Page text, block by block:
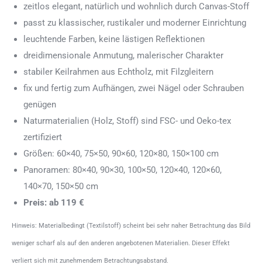
zeitlos elegant, natürlich und wohnlich durch Canvas-Stoff
passt zu klassischer, rustikaler und moderner Einrichtung
leuchtende Farben, keine lästigen Reflektionen
dreidimensionale Anmutung, malerischer Charakter
stabiler Keilrahmen aus Echtholz, mit Filzgleitern
fix und fertig zum Aufhängen, zwei Nägel oder Schrauben
genügen
Naturmaterialien (Holz, Stoff) sind FSC- und Oeko-tex
zertifiziert
Größen: 60×40, 75×50, 90×60, 120×80, 150×100 cm
Panoramen: 80×40, 90×30, 100×50, 120×40, 120×60,
140×70, 150×50 cm
Preis: ab 119 €
Hinweis: Materialbedingt (Textilstoff) scheint bei sehr naher Betrachtung das Bild
weniger scharf als auf den anderen angebotenen Materialien. Dieser Effekt
verliert sich mit zunehmendem Betrachtungsabstand.